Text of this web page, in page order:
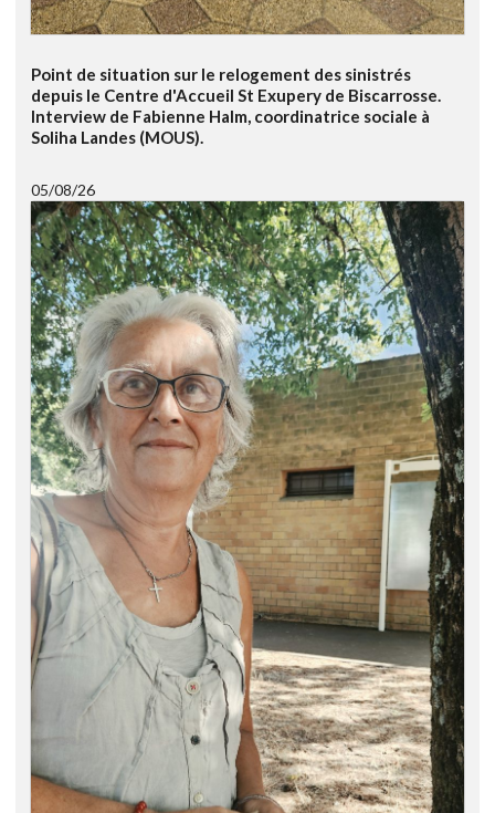
Point de situation sur le relogement des sinistrés
depuis le Centre d'Accueil St Exupery de Biscarrosse.
Interview de Fabienne Halm, coordinatrice sociale à
Soliha Landes (MOUS).
05/08/26